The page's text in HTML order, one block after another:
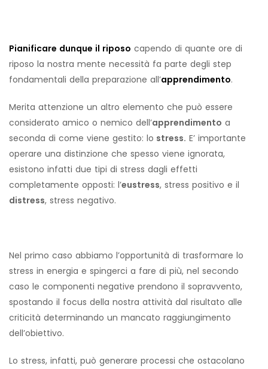
Pianificare dunque il riposo capendo di quante ore di
riposo la nostra mente necessità fa parte degli step
fondamentali della preparazione all’apprendimento.
Merita attenzione un altro elemento che può essere
considerato amico o nemico dell’apprendimento a
seconda di come viene gestito: lo stress. E’ importante
operare una distinzione che spesso viene ignorata,
esistono infatti due tipi di stress dagli effetti
completamente opposti: l’eustress, stress positivo e il
distress, stress negativo.
Nel primo caso abbiamo l’opportunità di trasformare lo
stress in energia e spingerci a fare di più, nel secondo
caso le componenti negative prendono il sopravvento,
spostando il focus della nostra attività dal risultato alle
criticità determinando un mancato raggiungimento
dell’obiettivo.
Lo stress, infatti, può generare processi che ostacolano